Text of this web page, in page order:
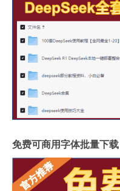
免费可商用字体批量下载